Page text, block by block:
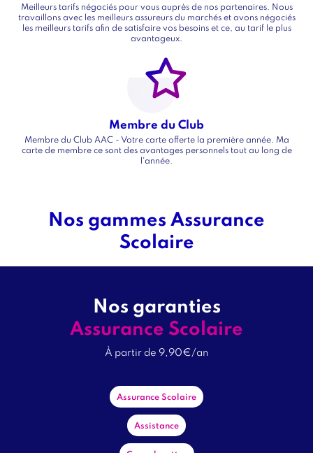
Texte
Meilleurs tarifs négociés pour vous auprès de nos partenaires. Nous
travaillons avec les meilleurs assureurs du marchés et avons négociés
les meilleurs tarifs afin de satisfaire vos besoins et ce, au tarif le plus
avantageux.
Image
Image
Titre
Membre du Club
Texte
Membre du Club AAC - Votre carte offerte la première année. Ma
carte de membre ce sont des avantages personnels tout au long de
l'année.
Titre
bloc
1
Nos gammes Assurance
Scolaire
Titre
Assurance Scolaire
Sous
À partir de 9,90€/an
Assurance Scolaire
Assistance